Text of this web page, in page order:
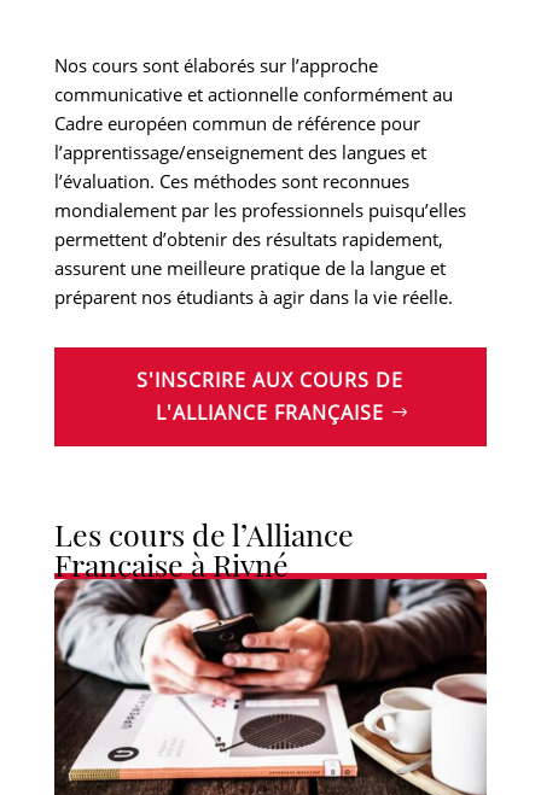
Nos cours sont élaborés sur l’approche
communicative et actionnelle conformément au
Cadre européen commun de référence pour
l’apprentissage/enseignement des langues et
l’évaluation. Ces méthodes sont reconnues
mondialement par les professionnels puisqu’elles
permettent d’obtenir des résultats rapidement,
assurent une meilleure pratique de la langue et
préparent nos étudiants à agir dans la vie réelle.
S'INSCRIRE AUX COURS DE
L'ALLIANCE FRANÇAISE
Les cours de l’Alliance
Française à Rivné